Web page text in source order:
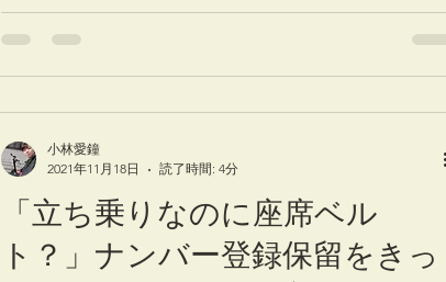
ことがたくさん起こっているのですが、内容を整理し皆
さんにお伝えするのが難しいところではあります。...
「立ち乗りなのに座席ベル
ト？」ナンバー登録保留をきっ
小林愛鐘
2021年11月18日
読了時間: 4分